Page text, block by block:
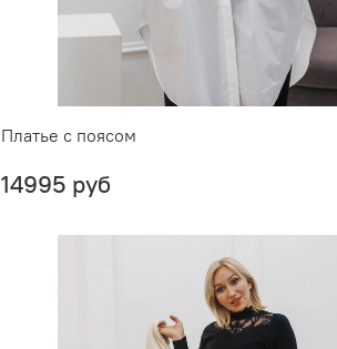
Платье с поясом
14995 руб